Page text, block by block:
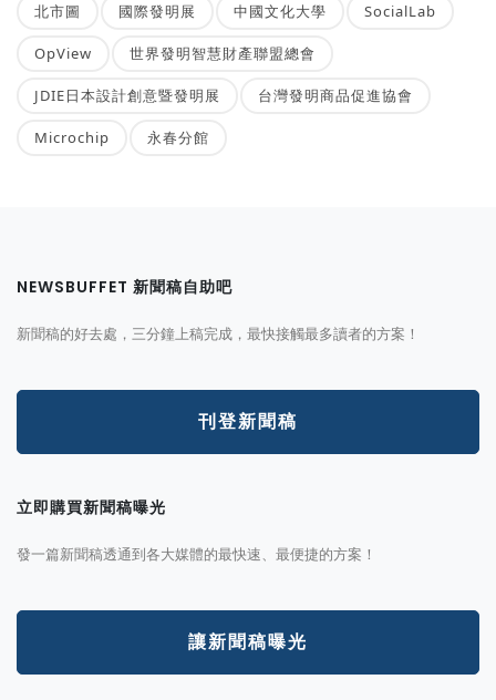
北市圖 國際發明展 中國文化大學 SocialLab
OpView 世界發明智慧財產聯盟總會
JDIE日本設計創意暨發明展 台灣發明商品促進協會
Microchip 永春分館
NEWSBUFFET 新聞稿自助吧
新聞稿的好去處，三分鐘上稿完成，最快接觸最多讀者的方案！
刊登新聞稿
立即購買新聞稿曝光
發一篇新聞稿透通到各大媒體的最快速、最便捷的方案！
讓新聞稿曝光